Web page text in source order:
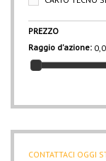
PREZZO
Raggio d'azione:
CONTATTACI OGGI